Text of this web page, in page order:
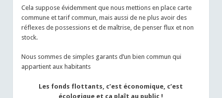
Cela suppose évidemment que nous mettions en place carte
commune et tarif commun, mais aussi de ne plus avoir des
réflexes de possessions et de maîtrise, de penser flux et non
stock.
Nous sommes de simples garants d’un bien commun qui
appartient aux habitants
Les fonds flottants, c’est économique, c’est
écologique et ça plaît au public !